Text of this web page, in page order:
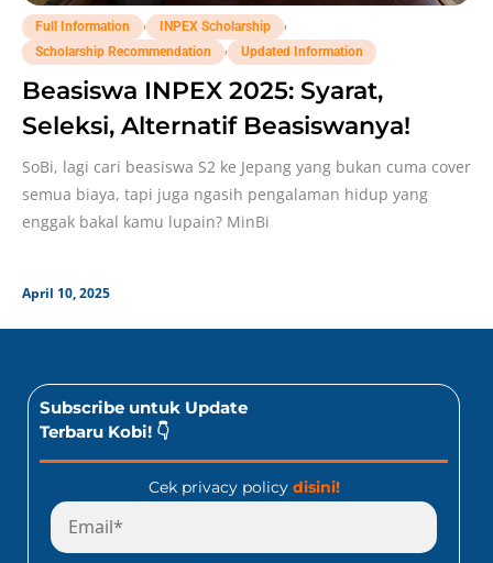
Full Information INPEX Scholarship
Scholarship Recommendation
Updated Information
Beasiswa INPEX 2025: Syarat,
Seleksi, Alternatif Beasiswanya!
SoBi, lagi cari beasiswa S2 ke Jepang yang bukan cuma cover
semua biaya, tapi juga ngasih pengalaman hidup yang
enggak bakal kamu lupain? MinBi
April 10, 2025
Subscribe untuk Update
Terbaru Kobi! 👇
Cek privacy policy disini!